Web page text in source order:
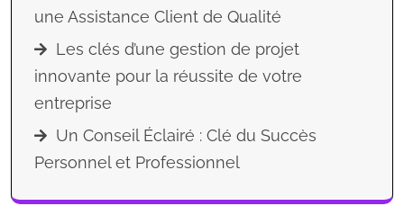
une Assistance Client de Qualité
Les clés d’une gestion de projet
innovante pour la réussite de votre
entreprise
Un Conseil Éclairé : Clé du Succès
Personnel et Professionnel